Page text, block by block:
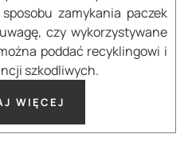
zamykania paczek
czy wykorzystywane
poddać recyklingowi i
szkodliwych.
WIĘCEJ